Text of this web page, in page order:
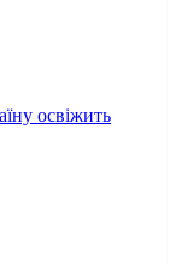
освіжить